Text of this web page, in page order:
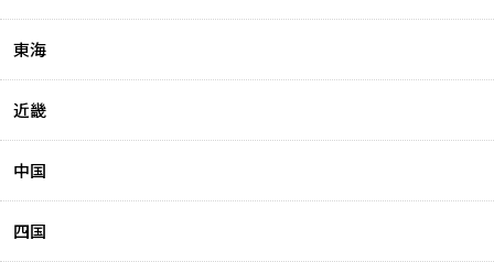
東海
近畿
中国
四国